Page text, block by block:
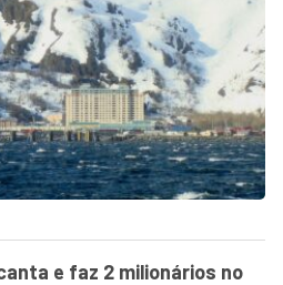
e faz 2 milionários no